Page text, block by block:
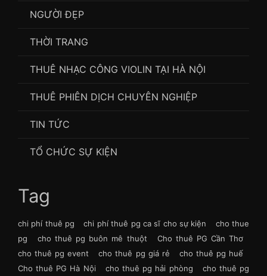
NGƯỜI ĐẸP
THỜI TRANG
THUÊ NHẠC CÔNG VIOLIN TẠI HÀ NỘI
THUÊ PHIÊN DỊCH CHUYÊN NGHIỆP
TIN TỨC
TỔ CHỨC SỰ KIỆN
Tag
chi phí thuê pg chi phí thuê pg ca sĩ cho sự kiện
cho thue
pg
cho thuê pg buôn mê thuột
Cho thuê PG Cần Thơ
cho thuê pg event
cho thuê pg giá rẻ
cho thuê pg huế
Cho thuê PG Hà Nội
cho thuê pg hải phòng cho thuê pg